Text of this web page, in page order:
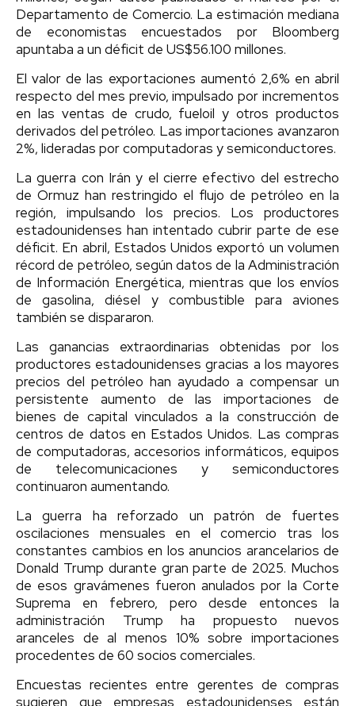
Departamento de Comercio. La estimación mediana
de economistas encuestados por Bloomberg
apuntaba a un déficit de US$56.100 millones.
El valor de las exportaciones aumentó 2,6% en abril
respecto del mes previo, impulsado por incrementos
en las ventas de crudo, fueloil y otros productos
derivados del petróleo. Las importaciones avanzaron
2%, lideradas por computadoras y semiconductores.
La guerra con Irán y el cierre efectivo del estrecho
de Ormuz han restringido el flujo de petróleo en la
región, impulsando los precios. Los productores
estadounidenses han intentado cubrir parte de ese
déficit. En abril, Estados Unidos exportó un volumen
récord de petróleo, según datos de la Administración
de Información Energética, mientras que los envíos
de gasolina, diésel y combustible para aviones
también se dispararon.
Las ganancias extraordinarias obtenidas por los
productores estadounidenses gracias a los mayores
precios del petróleo han ayudado a compensar un
persistente aumento de las importaciones de
bienes de capital vinculados a la construcción de
centros de datos en Estados Unidos. Las compras
de computadoras, accesorios informáticos, equipos
de telecomunicaciones y semiconductores
continuaron aumentando.
La guerra ha reforzado un patrón de fuertes
oscilaciones mensuales en el comercio tras los
constantes cambios en los anuncios arancelarios de
Donald Trump durante gran parte de 2025. Muchos
de esos gravámenes fueron anulados por la Corte
Suprema en febrero, pero desde entonces la
administración Trump ha propuesto nuevos
aranceles de al menos 10% sobre importaciones
procedentes de 60 socios comerciales.
Encuestas recientes entre gerentes de compras
sugieren que empresas estadounidenses están